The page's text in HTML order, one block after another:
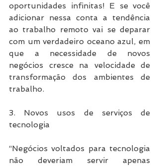
oportunidades infinitas! E se você
adicionar nessa conta a tendência
ao trabalho remoto vai se deparar
com um verdadeiro oceano azul, em
que a necessidade de novos
negócios cresce na velocidade de
transformação dos ambientes de
trabalho.
3. Novos usos de serviços de
tecnologia
“Negócios voltados para tecnologia
não deveriam servir apenas